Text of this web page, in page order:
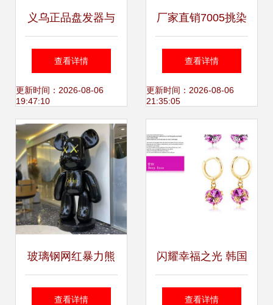
义乌正品盘发器与
韩国发饰 美发工具
批量采购新机遇
查看详情
更新时间：2026-08-06
19:47:10
厂家直销7005挑染
梳 专业片染与条染
的美发神器
查看详情
更新时间：2026-08-06
21:35:05
玻璃钢网红暴力熊
赋能商场美发店，
查看详情
闪耀幸福之光 韩国
新款奥地利水晶耳
查看详情